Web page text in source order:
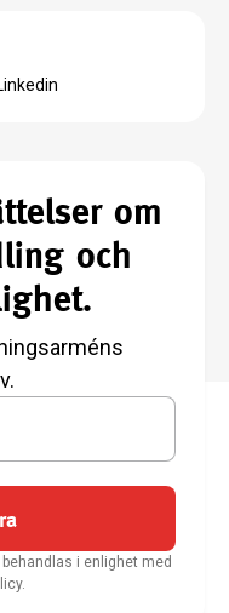
om
och
i enlighet med